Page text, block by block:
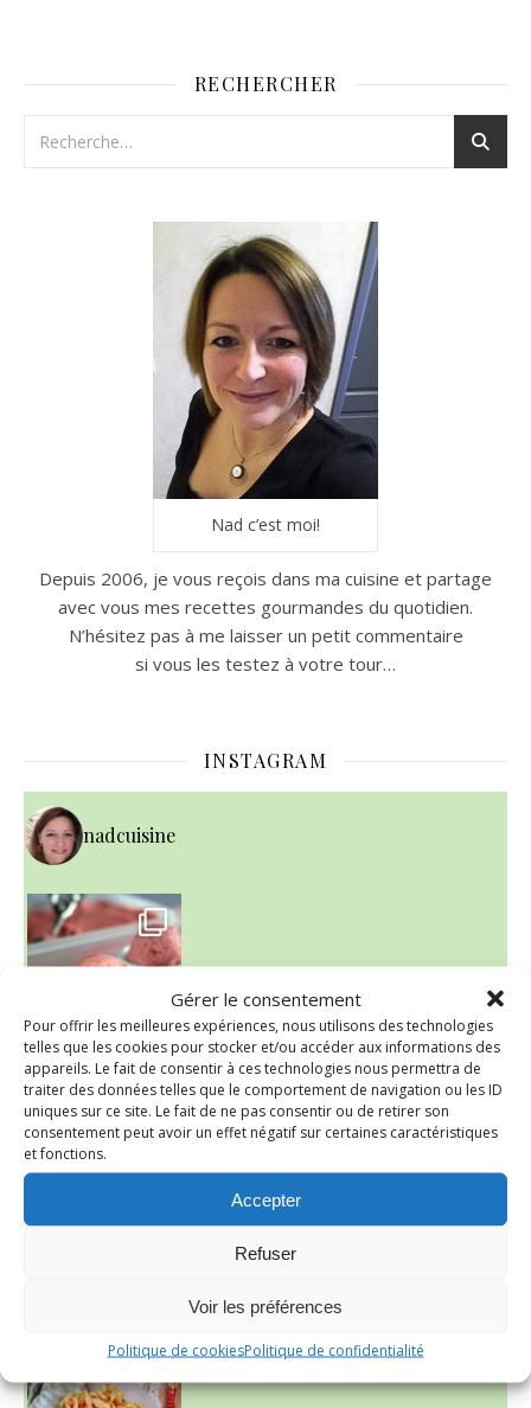
Gérer le consentement
Pour offrir les meilleures expériences, nous utilisons des technologies
telles que les cookies pour stocker et/ou accéder aux informations des
appareils. Le fait de consentir à ces technologies nous permettra de
traiter des données telles que le comportement de navigation ou les ID
uniques sur ce site. Le fait de ne pas consentir ou de retirer son
consentement peut avoir un effet négatif sur certaines caractéristiques
et fonctions.
Accepter
Refuser
Voir les préférences
Politique de cookiesPolitique de confidentialité
RECHERCHER
Nad c’est moi!
Depuis 2006, je vous reçois dans ma cuisine et partage
avec vous mes recettes gourmandes du quotidien.
N’hésitez pas à me laisser un petit commentaire
si vous les testez à votre tour…
INSTAGRAM
nadcuisine
~ NICE CREAM À LA FRAISE ~
Presque un mois que